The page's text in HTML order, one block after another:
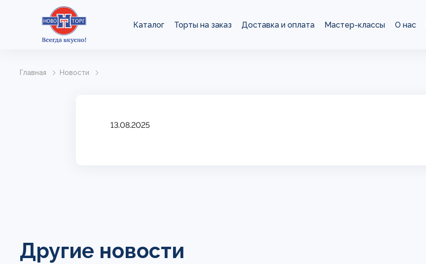
Каталог Торты на заказ Доставка и оплата Мастер-классы О нас
Главная Новости
13.08.2025
Другие новости